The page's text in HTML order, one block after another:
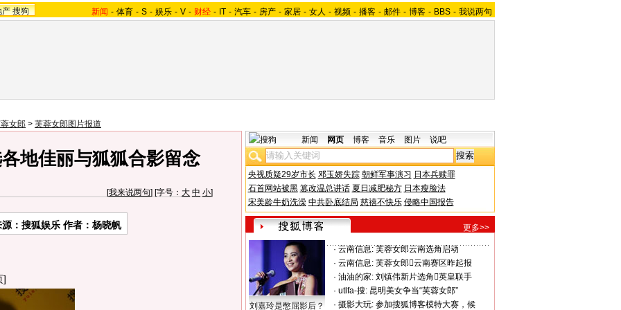
产 搜狗 新闻 - 体育 - S - 娱乐 - V - 财经 - IT - 汽车 - 房产 - 家居 - 女人 - 视频 - 播客 - 邮件 - 博客 - BBS - 我说两句
女郎 > 芙蓉女郎图片报道
地佳丽与狐狐合影留念
[我来说两句] [字号： 大 中 小]
源：搜狐娱乐 作者：杨晓帆
]
新闻 网页 博客 音乐 图片 说吧
央视质疑29岁市长 邓玉娇失踪 朝鲜军事演习 日本兵赎罪
石首网站被黑 篡改温总讲话 夏日减肥秘方 日本瘦脸法
宋美龄牛奶洗澡 中共卧底结局 慈禧不快乐 侵略中国报告
更多>>
刘嘉玲是憋屈影后？
· 云南信息: 芙蓉女郎云南选角启动
· 云南信息: 芙蓉女郎云南赛区昨起报
· 油油的家: 刘镇伟新片选角英皇联手
· utlfa-搜: 昆明美女争当“芙蓉女郎”
· 摄影大玩: 参加搜狐博客模特大赛，候